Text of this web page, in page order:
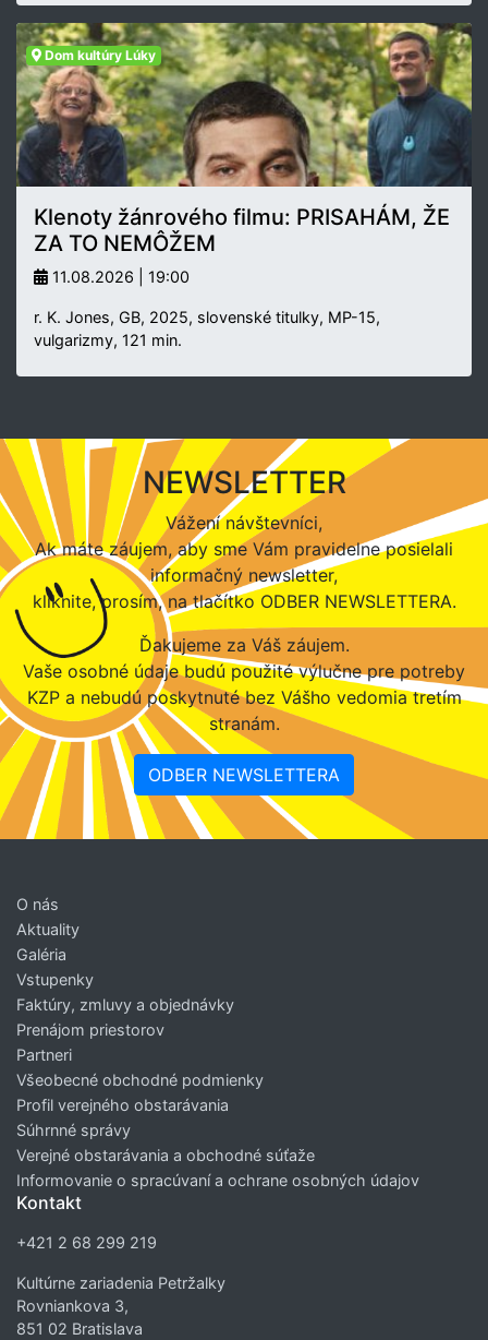
Dom kultúry Lúky
Klenoty žánrového filmu: PRISAHÁM, ŽE
ZA TO NEMÔŽEM
11.08.2026 | 19:00
r. K. Jones, GB, 2025, slovenské titulky, MP-15,
vulgarizmy, 121 min.
NEWSLETTER
Vážení návštevníci,
Ak máte záujem, aby sme Vám pravidelne posielali
informačný newsletter,
kliknite, prosím, na tlačítko ODBER NEWSLETTERA.
Ďakujeme za Váš záujem.
Vaše osobné údaje budú použité výlučne pre potreby
KZP a nebudú poskytnuté bez Vášho vedomia tretím
stranám.
ODBER NEWSLETTERA
O nás
Aktuality
Galéria
Vstupenky
Faktúry, zmluvy a objednávky
Prenájom priestorov
Partneri
Všeobecné obchodné podmienky
Profil verejného obstarávania
Súhrnné správy
Verejné obstarávania a obchodné súťaže
Informovanie o spracúvaní a ochrane osobných údajov
Kontakt
+421 2 68 299 219
Kultúrne zariadenia Petržalky
Rovniankova 3,
851 02 Bratislava